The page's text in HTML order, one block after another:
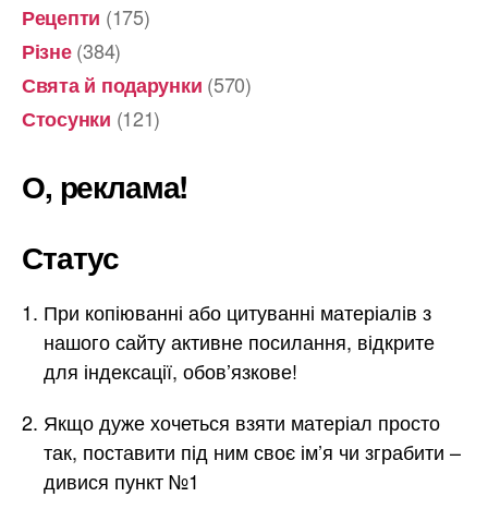
Рецепти (175)
Різне(384)
Свята й подарунки (570)
Стосунки (121)
О, реклама!
Статус
При копіюванні або цитуванні матеріалів з
нашого сайту активне посилання, відкрите
для індексації, обов’язкове!
Якщо дуже хочеться взяти матеріал просто
так, поставити під ним своє ім’я чи зграбити –
дивися пункт №1